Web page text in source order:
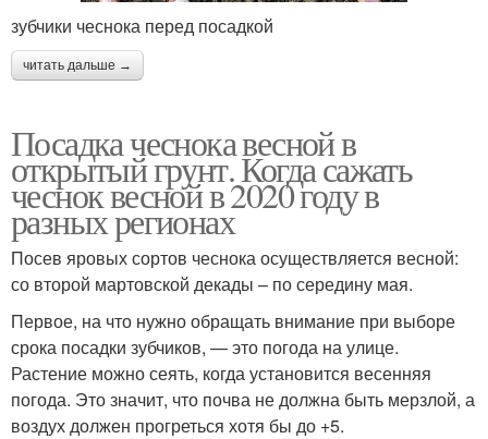
зубчики чеснока перед посадкой
читать дальше →
Посадка чеснока весной в
открытый грунт. Когда сажать
чеснок весной в 2020 году в
разных регионах
Посев яровых сортов чеснока осуществляется весной:
со второй мартовской декады – по середину мая.
Первое, на что нужно обращать внимание при выборе
срока посадки зубчиков, — это погода на улице.
Растение можно сеять, когда установится весенняя
погода. Это значит, что почва не должна быть мерзлой, а
воздух должен прогреться хотя бы до +5.